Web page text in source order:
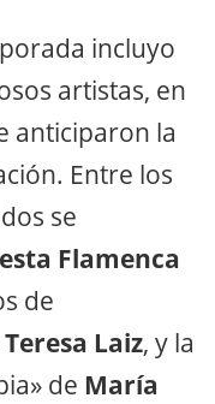
incluyo
artistas, en
anticiparon la
Entre los
se
Flamenca
de
Teresa Laiz, y la
de María